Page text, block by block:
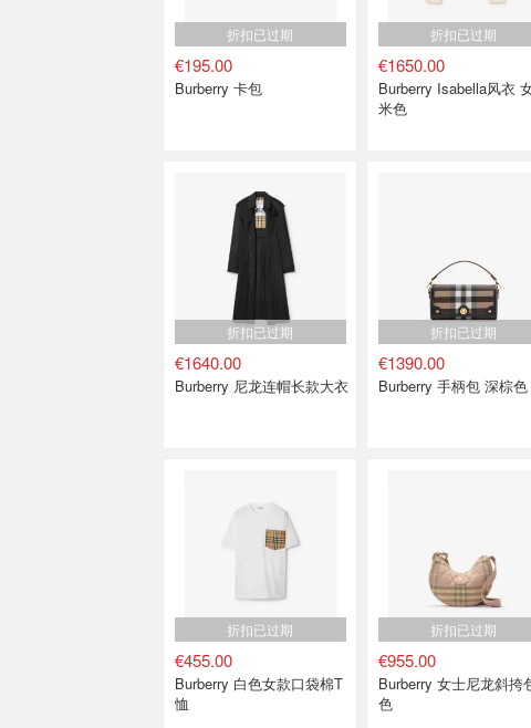
折扣已过期
€195.00
Burberry 卡包
折扣已过期
€1650.00
Burberry Isabella风衣
米色
折扣已过期
€1640.00
Burberry 尼龙连帽长款大衣
折扣已过期
€1390.00
Burberry 手柄包 深棕色
折扣已过期
€455.00
Burberry 白色女款口袋棉T
恤
折扣已过期
€955.00
Burberry 女士尼龙斜挎
色